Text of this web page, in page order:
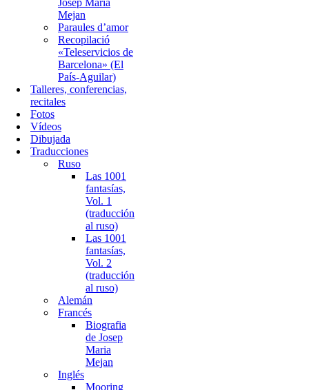
Josep Maria
Mejan
Paraules d’amor
Recopilació
«Teleservicios de
Barcelona» (El
País-Aguilar)
Talleres, conferencias,
recitales
Fotos
Vídeos
Dibujada
Traducciones
Ruso
Las 1001
fantasías,
Vol. 1
(traducción
al ruso)
Las 1001
fantasías,
Vol. 2
(traducción
al ruso)
Alemán
Francés
Biografia
de Josep
Maria
Mejan
Inglés
Mooring